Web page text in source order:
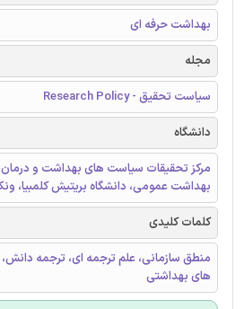
بهداشت حرفه ای
مجله
سیاست تحقیق - Research Policy
دانشگاه
مرکز تحقیقات سیاست های بهداشت و
بهداشت عمومی، دانشگاه بریتیش کلمبیا،
کلمات کلیدی
منطق سازمانی، علم ترجمه ای، ترجمه
های بهداشتی